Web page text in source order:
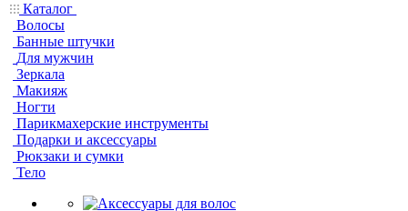
Каталог
Волосы
Банные штучки
Для мужчин
Зеркала
Макияж
Ногти
Парикмахерские инструменты
Подарки и аксессуары
Рюкзаки и сумки
Тело